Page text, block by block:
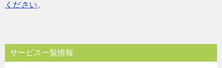
ください。
サービス一覧情報